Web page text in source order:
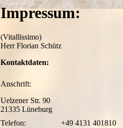
Impressum:
(Vitallissimo)
Herr Florian Schütz
Kontaktdaten:
Anschrift:
Uelzener Str. 90
21335 Lüneburg
Telefon: +49 4131 401810